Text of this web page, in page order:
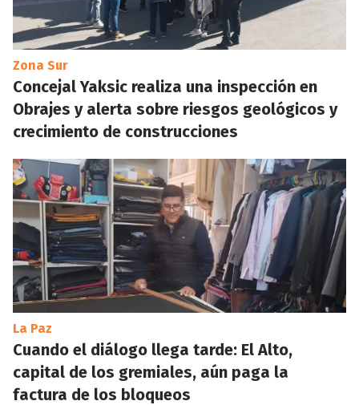
Zona Sur
Concejal Yaksic realiza una inspección en
Obrajes y alerta sobre riesgos geológicos y
crecimiento de construcciones
La Paz
Cuando el diálogo llega tarde: El Alto,
capital de los gremiales, aún paga la
factura de los bloqueos